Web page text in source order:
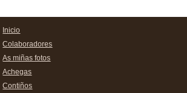
Inicio
Colaboradores
As miñas fotos
Achegas
Contiños